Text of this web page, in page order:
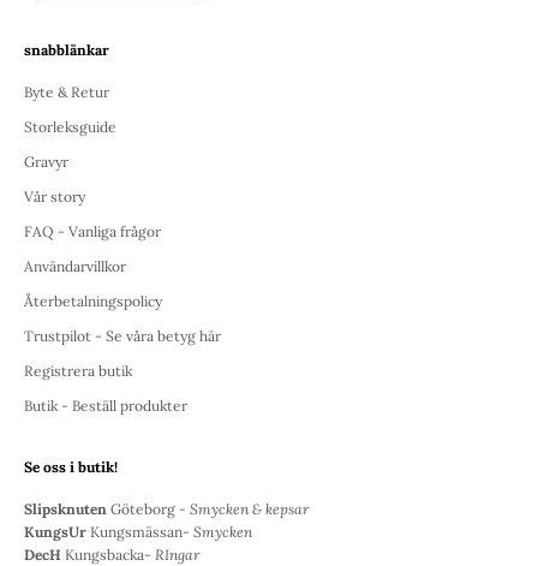
snabblänkar
Byte & Retur
Storleksguide
Gravyr
Vår story
FAQ - Vanliga frågor
Användarvillkor
Återbetalningspolicy
Trustpilot - Se våra betyg här
Registrera butik
Butik - Beställ produkter
Se oss i butik!
Slipsknuten Göteborg - Smycken & kepsar
KungsUr Kungsmässan- Smycken
DecH Kungsbacka- RIngar